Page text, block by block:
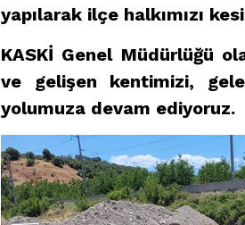
yapılarak ilçe halkımızı
KASKİ Genel Müdürlüğü
ve gelişen kentimizi,
yolumuza devam ediyoruz.​